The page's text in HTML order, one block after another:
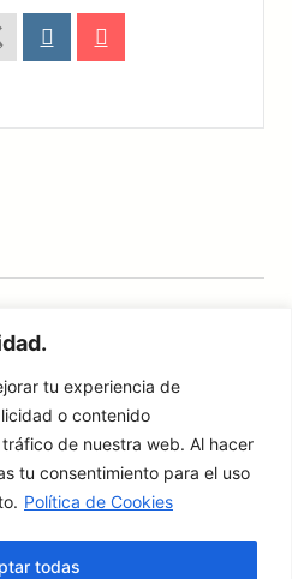
tu experiencia de
o contenido
de nuestra web. Al hacer
tu consentimiento para el uso
Política de Cookies
todas
redes sociales
X YouTube